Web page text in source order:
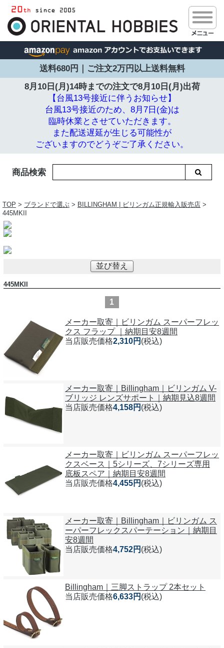
送料680円｜ご注文2万円以上送料無料
8月10日(月)14時までの注文で8月10日(月)出荷
【台風13号接近に伴うお知らせ】
台風13号接近のため、8月7日(金)は
臨時休業とさせていただきます。
また配送遅延が生じる可能性が
ございますのでどうぞご了承ください。
商品検索
TOP > ブランドで選ぶ > BILLINGHAM | ビリンガム正規輸入販売店 >
445MKII
並び替え
445MKII
1
メーカー取寄｜ビリンガム スーパーフレッ
クス フラップ ｜納期目安8週間
当店販売価格2,310円 (税込)
メーカー取寄｜Billingham｜ビリンガム V-
ブリッジ レンズサポート｜納期見込8週間
当店販売価格4,158円 (税込)
メーカー取寄｜ビリンガム スーパーフレッ
クスベース｜5シリーズ、7シリーズ専用
底板スペア｜納期目安8週間
当店販売価格4,455円 (税込)
メーカー取寄｜Billingham｜ビリンガム ス
ーパーフレックスパーテーション｜納期目
安8週間
当店販売価格4,752円 (税込)
Billingham｜三脚ストラップ 2本セット
当店販売価格6,633円 (税込)